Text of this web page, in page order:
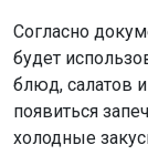
Согласно
будет
блюд, салатов
появиться
холодные